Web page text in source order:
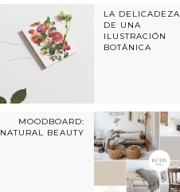
LA DELICADEZA
DE UNA
ILUSTRACIÓN
BOTÁNICA
MOODBOARD:
NATURAL BEAUTY